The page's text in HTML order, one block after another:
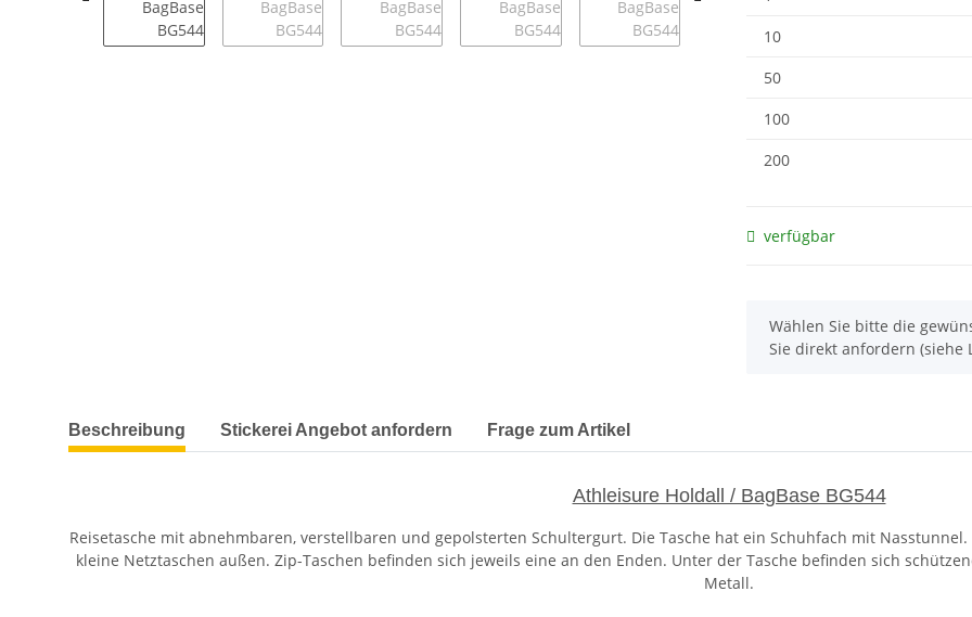
10
50
100
200
verfügbar
x
Wählen Sie bitte die
Sie direkt anfordern (siehe
weitere Registerkarten anzeigen
Beschreibung Stickerei Angebot anfordern Frage zum Artikel
Athleisure Holdall / BagBase BG544
Reisetasche mit abnehmbaren, verstellbaren und gepolsterten Schultergurt. Die Tasche hat ein Schuhfach mit
kleine Netztaschen außen. Zip-Taschen befinden sich jeweils eine an den Enden. Unter der Tasche befinden sich
Metall.